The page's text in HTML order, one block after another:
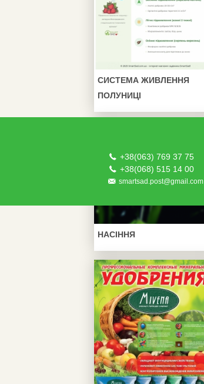
СИСТЕМА ЖИВЛЕННЯ
ПОЛУНИЦІ
НАСІННЯ
+38(063) 769 37 75
+38(068) 515 14 00
smartsad.post@gmail.com